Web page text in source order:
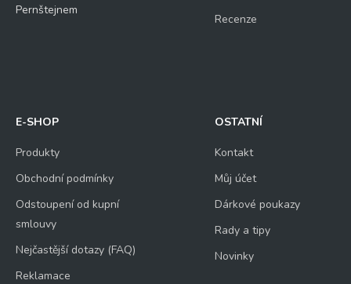
Pernštejnem
Recenze
E-SHOP
Produkty
Obchodní podmínky
Odstoupení od kupní
smlouvy
Nejčastější dotazy (FAQ)
Reklamace
OSTATNÍ
Kontakt
Můj účet
Dárkové poukazy
Rady a tipy
Novinky